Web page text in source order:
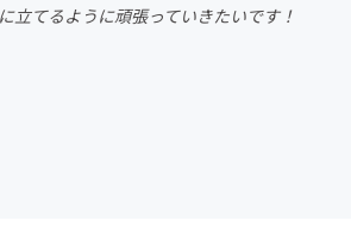
フード・飲食店
立てるように頑張っていきたいです！